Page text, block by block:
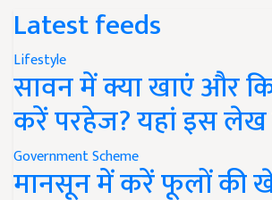
Latest feeds
Lifestyle
सावन में क्या खाएं और
करें परहेज? यहां इस लेख
Government Scheme
मानसून में करें फूलों की